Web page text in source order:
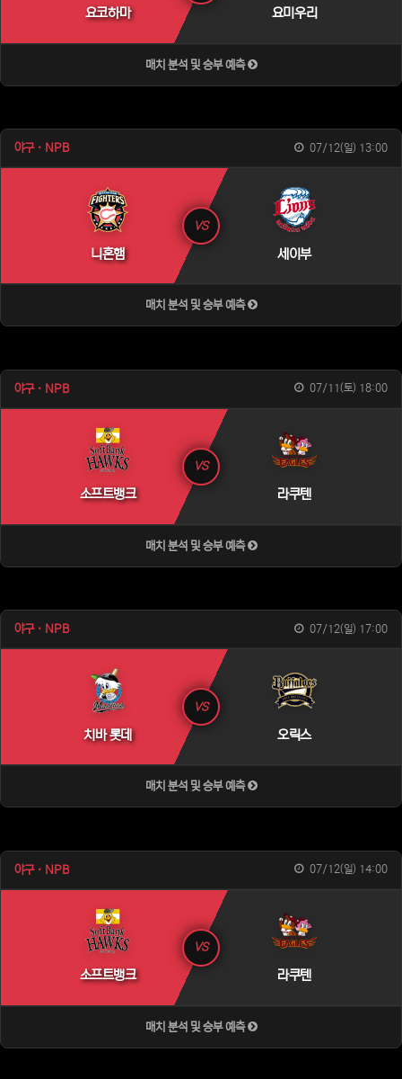
요코하마 요미우리
매치 분석 및 승부 예측
야구 · NPB 07/12(일) 13:00
니혼햄
VS
세이부
매치 분석 및 승부 예측
야구 · NPB 07/11(토) 18:00
소프트뱅크
VS
라쿠텐
매치 분석 및 승부 예측
야구 · NPB 07/12(일) 17:00
치바 롯데
VS
오릭스
매치 분석 및 승부 예측
야구 · NPB 07/12(일) 14:00
소프트뱅크
VS
라쿠텐
매치 분석 및 승부 예측